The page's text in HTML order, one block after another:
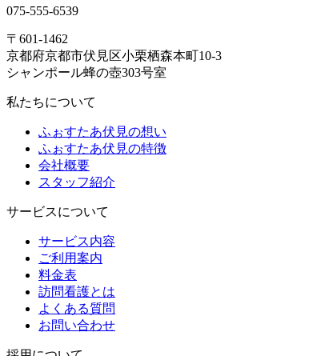
075-555-6539
〒601-1462
京都府京都市伏見区小栗栖森本町10-3
シャンポール蜂の壺303号室
私たちについて
ふぉすたあ伏見の想い
ふぉすたあ伏見の特徴
会社概要
スタッフ紹介
サービスについて
サービス内容
ご利用案内
料金表
訪問看護とは
よくある質問
お問い合わせ